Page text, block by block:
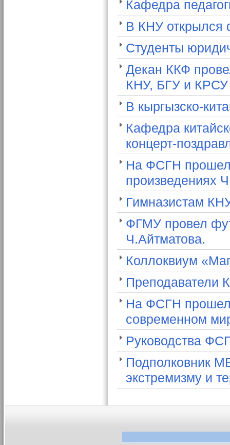
Кафедра
В КНУ открылся
Студенты
Декан ККФ
КНУ, БГУ и КРСУ
В кыргызско-
Кафедра
концерт-
На ФСГН прошел
произведениях
Гимназистам
ФГМУ провел
Ч.Айтматова.
Коллоквиум
Преподаватели
На ФСГН прошел
современном
Руководства
Подполковник
экстремизму и